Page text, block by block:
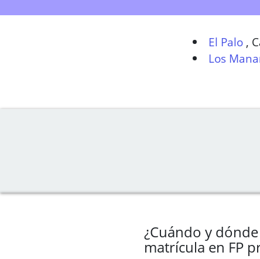
El Palo ,
Los
¿Cuándo y
matrícula en FP